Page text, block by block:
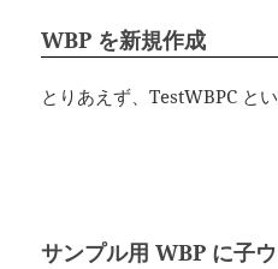
WBP を新規作成
とりあえず、TestWBPC と
サンプル用 WBP に子